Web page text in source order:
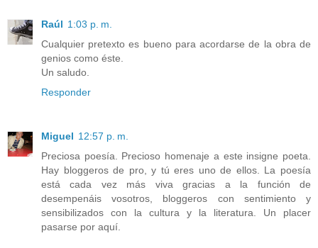
Raúl 1:03 p. m.
Cualquier pretexto es bueno para acordarse de la obra de
genios como éste.
Un saludo.
Responder
Miguel 12:57 p. m.
Preciosa poesía. Precioso homenaje a este insigne poeta.
Hay bloggeros de pro, y tú eres uno de ellos. La poesía
está cada vez más viva gracias a la función de
desempenáis vosotros, bloggeros con sentimiento y
sensibilizados con la cultura y la literatura. Un placer
pasarse por aquí.